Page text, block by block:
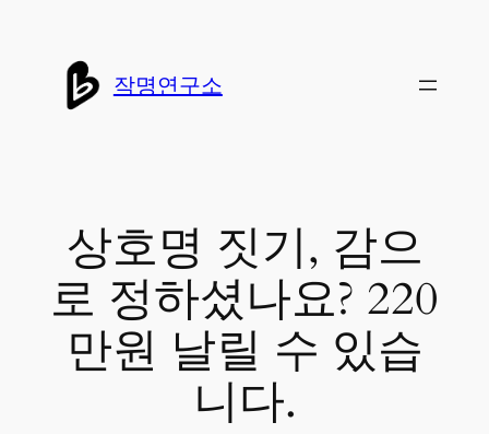
작명연구소
상호명 짓기, 감으
로 정하셨나요? 220
만원 날릴 수 있습
니다.